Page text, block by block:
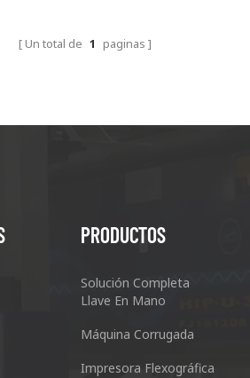
Un total de 1 paginas
PRODUCTOS
Solución Completa
Llave En Mano
Máquina Corrugada
Impresora Flexográfica